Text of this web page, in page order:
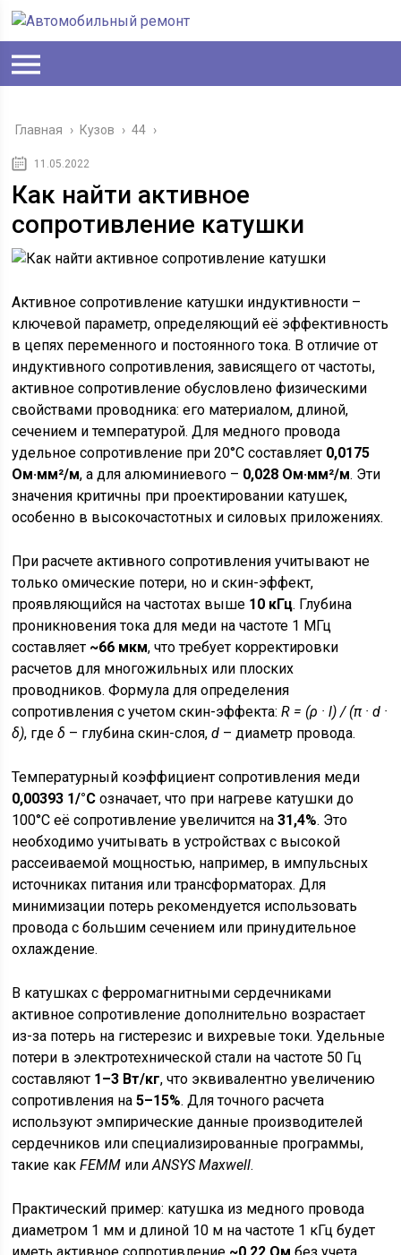
Главная › Кузов › 44 ›
11.05.2022
Как найти активное
сопротивление катушки
Активное сопротивление катушки индуктивности –
ключевой параметр, определяющий её эффективность
в цепях переменного и постоянного тока. В отличие от
индуктивного сопротивления, зависящего от частоты,
активное сопротивление обусловлено физическими
свойствами проводника: его материалом, длиной,
сечением и температурой. Для медного провода
удельное сопротивление при 20°C составляет 0,0175
Ом·мм²/м, а для алюминиевого – 0,028 Ом·мм²/м. Эти
значения критичны при проектировании катушек,
особенно в высокочастотных и силовых приложениях.
При расчете активного сопротивления учитывают не
только омические потери, но и скин-эффект,
проявляющийся на частотах выше 10 кГц. Глубина
проникновения тока для меди на частоте 1 МГц
составляет ~66 мкм, что требует корректировки
расчетов для многожильных или плоских
проводников. Формула для определения
сопротивления с учетом скин-эффекта:R = (ρ · l) / (π · d ·
δ), гдеδ – глубина скин-слоя,d – диаметр провода.
Температурный коэффициент сопротивления меди
0,00393 1/°C означает, что при нагреве катушки до
100°C её сопротивление увеличится на31,4%. Это
необходимо учитывать в устройствах с высокой
рассеиваемой мощностью, например, в импульсных
источниках питания или трансформаторах. Для
минимизации потерь рекомендуется использовать
провода с большим сечением или принудительное
охлаждение.
В катушках с ферромагнитными сердечниками
активное сопротивление дополнительно возрастает
из-за потерь на гистерезис и вихревые токи. Удельные
потери в электротехнической стали на частоте 50 Гц
составляют 1–3 Вт/кг, что эквивалентно увеличению
сопротивления на5–15%. Для точного расчета
используют эмпирические данные производителей
сердечников или специализированные программы,
такие какFEMM илиANSYS Maxwell.
Практический пример: катушка из медного провода
диаметром 1 мм и длиной 10 м на частоте 1 кГц будет